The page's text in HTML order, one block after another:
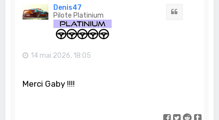
Denis47
Pilote Platinium
14 mai 2026, 18:05
Merci Gaby !!!!